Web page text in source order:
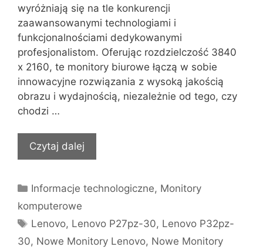
wyróżniają się na tle konkurencji
zaawansowanymi technologiami i
funkcjonalnościami dedykowanymi
profesjonalistom. Oferując rozdzielczość 3840
x 2160, te monitory biurowe łączą w sobie
innowacyjne rozwiązania z wysoką jakością
obrazu i wydajnością, niezależnie od tego, czy
chodzi …
Czytaj dalej
Kategorie
Informacje technologiczne, Monitory
komputerowe
Tagi
Lenovo, Lenovo P27pz-30, Lenovo P32pz-
30, Nowe Monitory Lenovo, Nowe Monitory